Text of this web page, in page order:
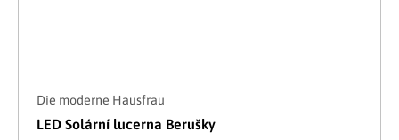
Die moderne Hausfrau
LED Solární lucerna Berušky